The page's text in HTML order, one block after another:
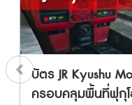
Naoetsu – Arai - Tobu Railway: รถไฟ
ธรรมดาและรถเร็ว ช่วง
imaichi – Tobu-nikko
Have Fun in Tokyo Pass (สามารถเลือก
เข้าชมได้ 3 สถานที่ ) 1. Hakone
Kowakien Yunessun Spa Resort Pass
บัตร JR Kyushu
ครอบคลุมพื้นที่ฟุกุโ